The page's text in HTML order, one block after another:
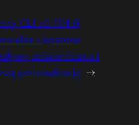
CLI v0.104.0
ulepszone
zatwierdzania i
personalizację →